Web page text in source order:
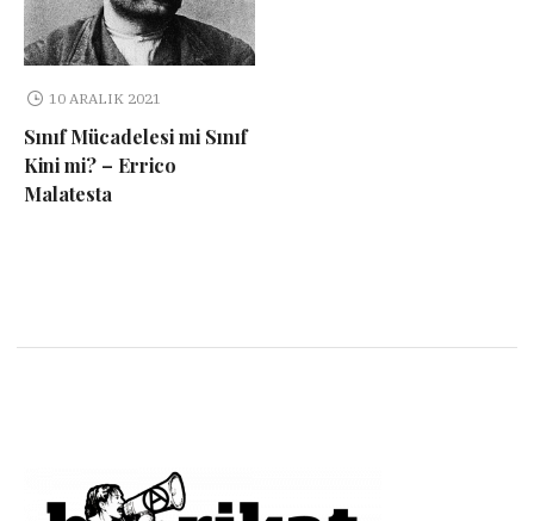
10 ARALIK 2021
Sınıf Mücadelesi mi Sınıf
Kini mi? – Errico
Malatesta